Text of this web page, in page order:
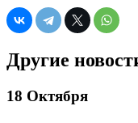
Другие
18 Октября